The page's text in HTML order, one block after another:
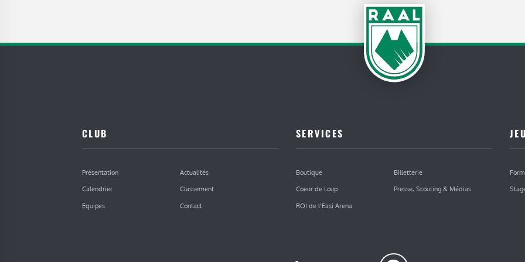
CLUB
Présentation
Actualités
Calendrier
Classement
Equipes
Contact
SERVICES
Boutique
Billetterie
Coeur de Loup
Presse, Scouting & Médias
ROI de l’Easi Arena